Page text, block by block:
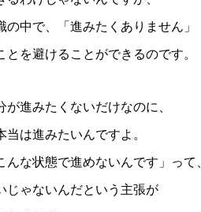
の中で、「進みたくありません」
とを避けることができるのです。
が進みたくないだけなのに、
当は進みたいんですよ。
んな状態で進めないんです」って
じゃないんだという主張が